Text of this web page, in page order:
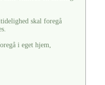
skal foregå
i eget hjem,